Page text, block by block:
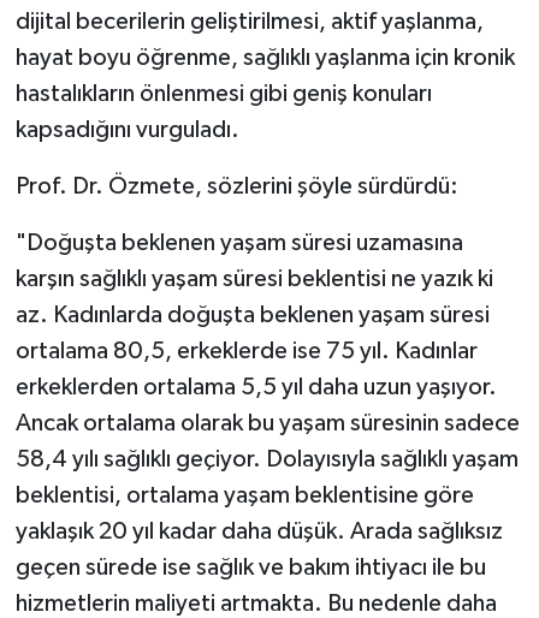
dijital becerilerin geliştirilmesi, aktif yaşlanma,
hayat boyu öğrenme, sağlıklı yaşlanma için kronik
hastalıkların önlenmesi gibi geniş konuları
kapsadığını vurguladı.
Prof. Dr. Özmete, sözlerini şöyle sürdürdü:
"Doğuşta beklenen yaşam süresi uzamasına
karşın sağlıklı yaşam süresi beklentisi ne yazık ki
az. Kadınlarda doğuşta beklenen yaşam süresi
ortalama 80,5, erkeklerde ise 75 yıl. Kadınlar
erkeklerden ortalama 5,5 yıl daha uzun yaşıyor.
Ancak ortalama olarak bu yaşam süresinin sadece
58,4 yılı sağlıklı geçiyor. Dolayısıyla sağlıklı yaşam
beklentisi, ortalama yaşam beklentisine göre
yaklaşık 20 yıl kadar daha düşük. Arada sağlıksız
geçen sürede ise sağlık ve bakım ihtiyacı ile bu
hizmetlerin maliyeti artmakta. Bu nedenle daha
Eskişehir Müftülüğü
Gaziantep Müftülüğü
Hakkari Müftülüğü
Hatay Müftülüğü
Iğdır Müftülüğü
Isparta Müftülüğü
İstanbul Müftülüğü
İzmir Müftülüğü